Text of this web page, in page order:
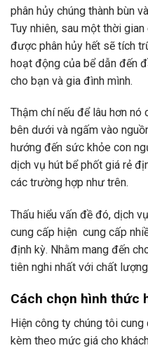
phân hủy chúng thành bùn
Tuy nhiên, sau một thời
được phân hủy hết sẽ tích
hoạt động của bể dẫn đến
cho bạn và gia đình mình.
Thậm chí nếu để lâu hơn
bên dưới và ngấm vào
hướng đến sức khỏe con
dịch vụ hút bể phốt giá rẻ
các trường hợp như trên.
Thấu hiểu vấn đề đó, dịch
cung cấp hiện cung cấp
định kỳ. Nhằm mang đến
tiên nghi nhất với chất
Cách chọn hình thức
Hiện công ty chúng tôi
kèm theo mức giá cho